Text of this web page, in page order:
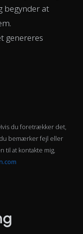
begynder at
genereres
du foretrækker det,
du bemærker fejl eller
til at kontakte mig,